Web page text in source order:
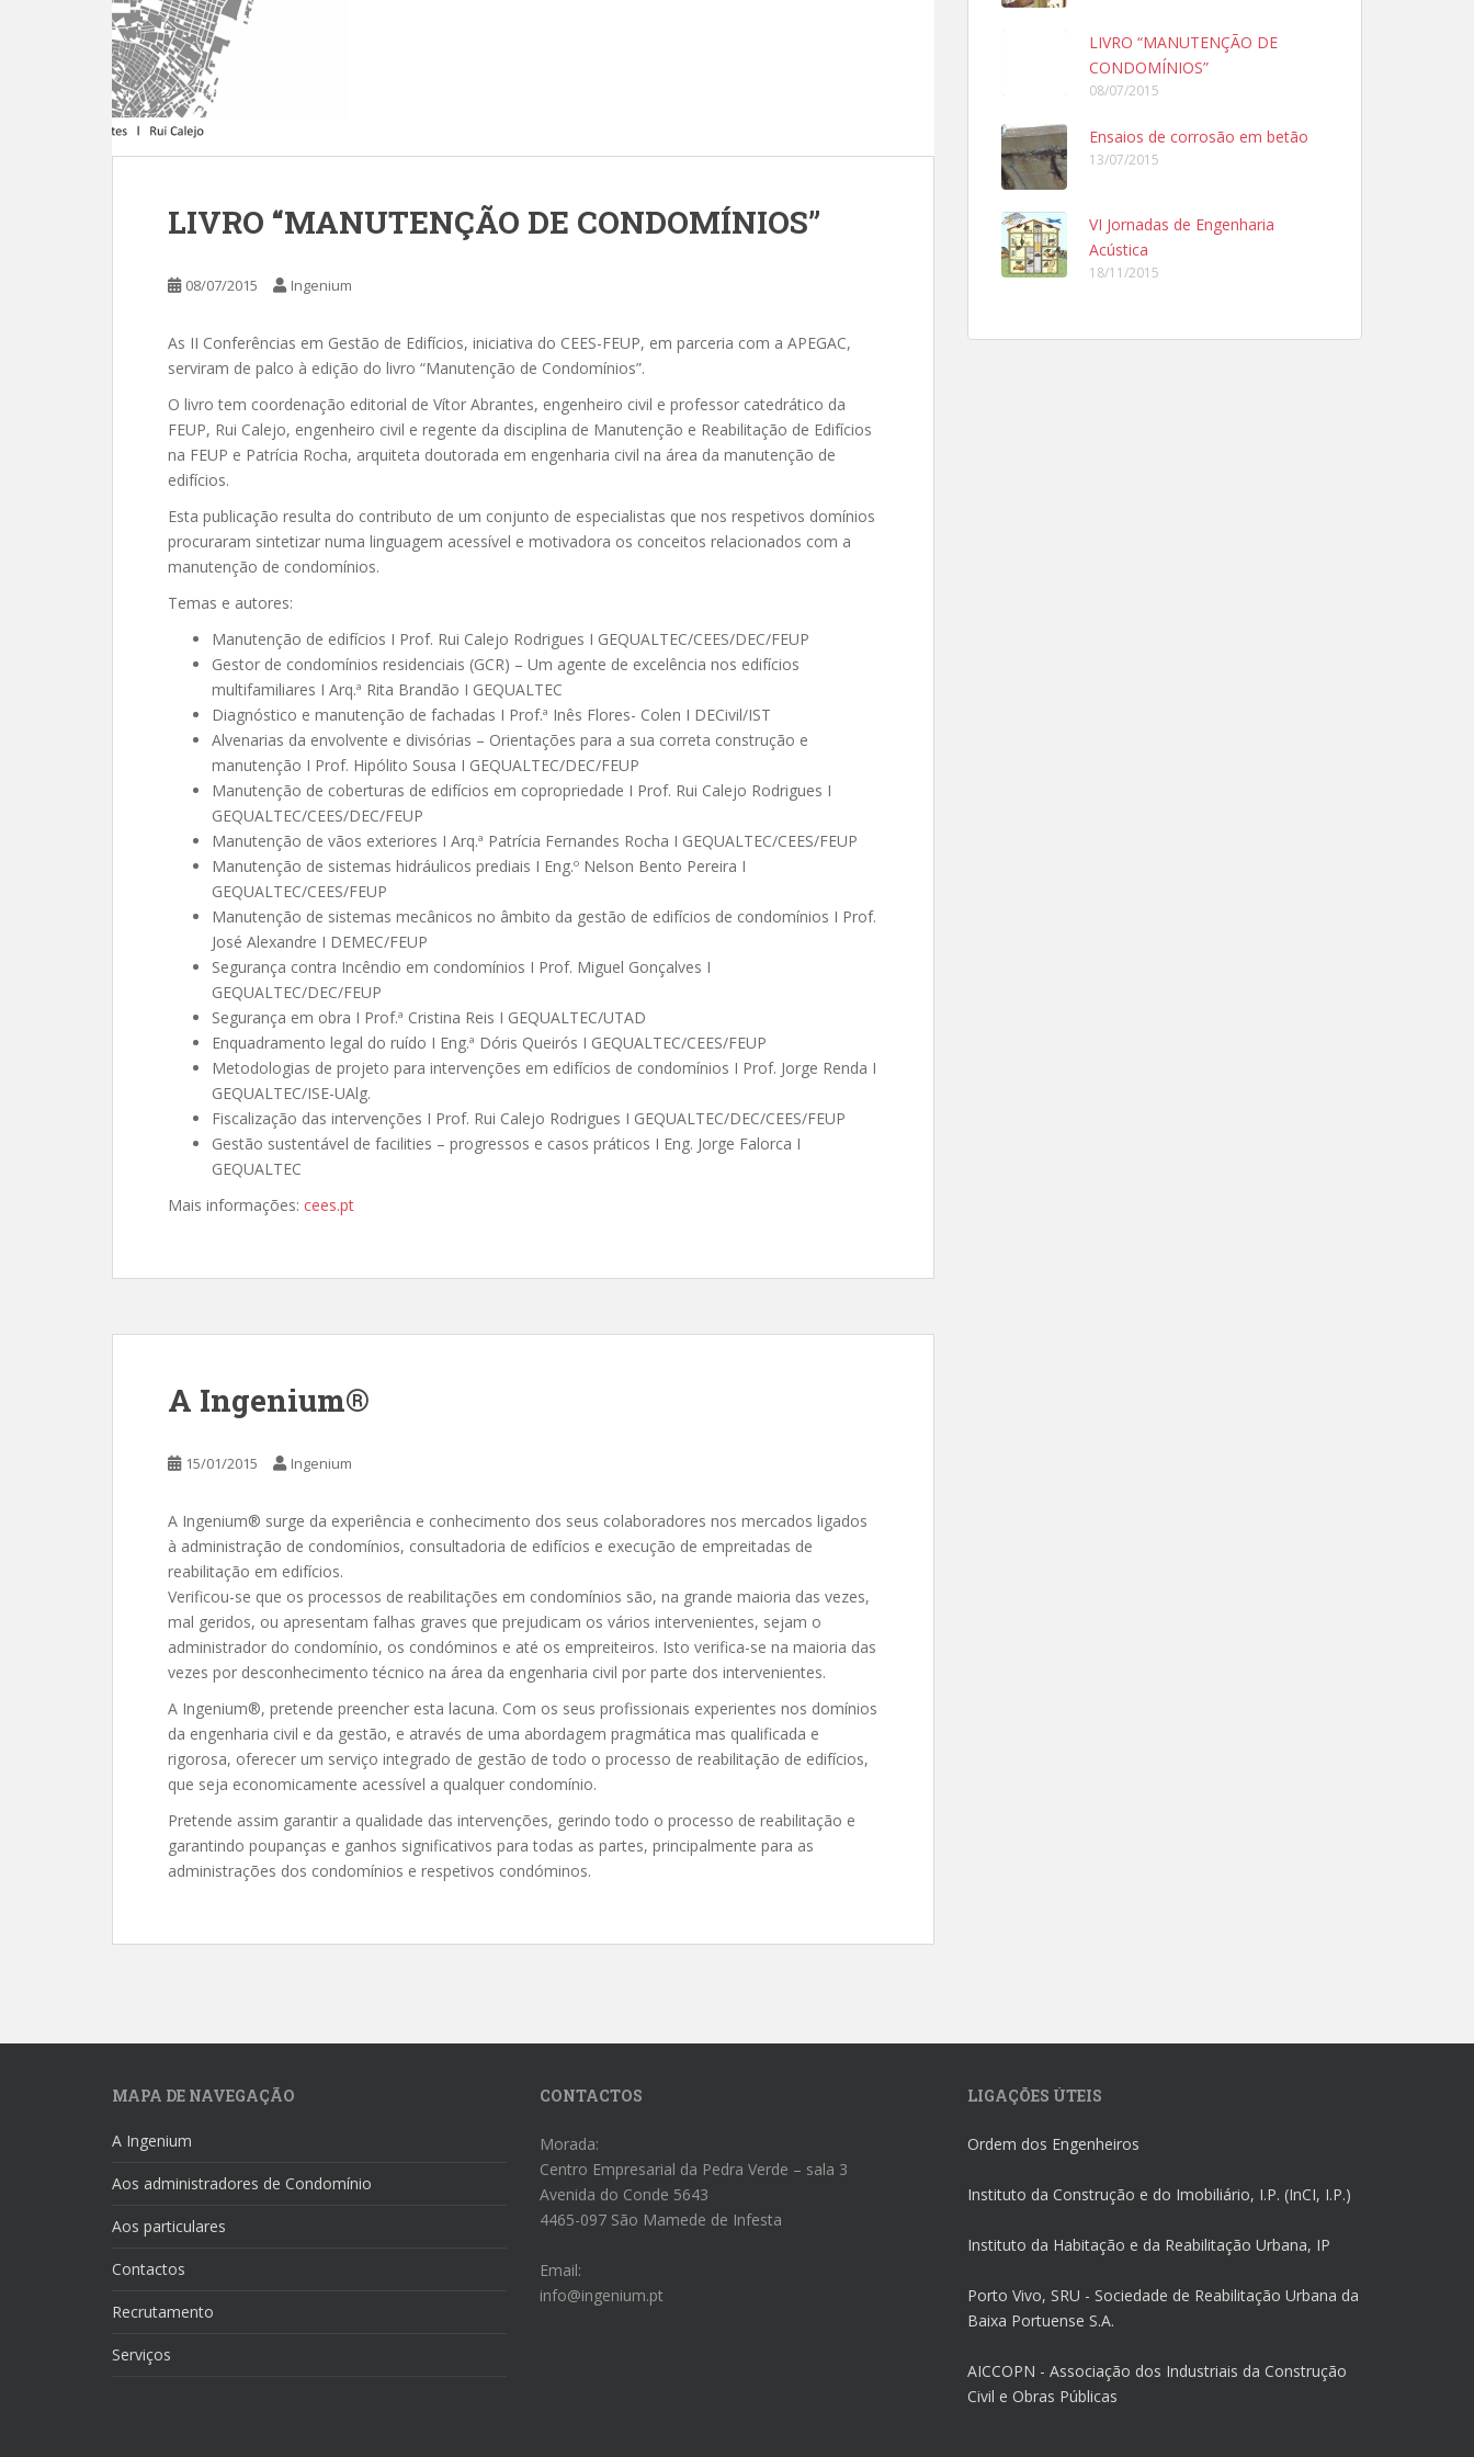
LIVRO “MANUTENÇÃO DE CONDOMÍNIOS”
08/07/2015 Ingenium
As II Conferências em Gestão de Edifícios, iniciativa do CEES-FEUP, em parceria com a APEGAC,
serviram de palco à edição do livro “Manutenção de Condomínios”.
O livro tem coordenação editorial de Vítor Abrantes, engenheiro civil e professor catedrático da
FEUP, Rui Calejo, engenheiro civil e regente da disciplina de Manutenção e Reabilitação de Edifícios
na FEUP e Patrícia Rocha, arquiteta doutorada em engenharia civil na área da manutenção de
edifícios.
Esta publicação resulta do contributo de um conjunto de especialistas que nos respetivos domínios
procuraram sintetizar numa linguagem acessível e motivadora os conceitos relacionados com a
manutenção de condomínios.
Temas e autores:
Manutenção de edifícios I Prof. Rui Calejo Rodrigues I GEQUALTEC/CEES/DEC/FEUP
Gestor de condomínios residenciais (GCR) – Um agente de excelência nos edifícios
multifamiliares I Arq.ª Rita Brandão I GEQUALTEC
Diagnóstico e manutenção de fachadas I Prof.ª Inês Flores- Colen I DECivil/IST
Alvenarias da envolvente e divisórias – Orientações para a sua correta construção e
manutenção I Prof. Hipólito Sousa I GEQUALTEC/DEC/FEUP
Manutenção de coberturas de edifícios em copropriedade I Prof. Rui Calejo Rodrigues I
GEQUALTEC/CEES/DEC/FEUP
Manutenção de vãos exteriores I Arq.ª Patrícia Fernandes Rocha I GEQUALTEC/CEES/FEUP
Manutenção de sistemas hidráulicos prediais I Eng.º Nelson Bento Pereira I
GEQUALTEC/CEES/FEUP
Manutenção de sistemas mecânicos no âmbito da gestão de edifícios de condomínios I Prof.
José Alexandre I DEMEC/FEUP
Segurança contra Incêndio em condomínios I Prof. Miguel Gonçalves I
GEQUALTEC/DEC/FEUP
Segurança em obra I Prof.ª Cristina Reis I GEQUALTEC/UTAD
Enquadramento legal do ruído I Eng.ª Dóris Queirós I GEQUALTEC/CEES/FEUP
Metodologias de projeto para intervenções em edifícios de condomínios I Prof. Jorge Renda I
GEQUALTEC/ISE-UAlg.
Fiscalização das intervenções I Prof. Rui Calejo Rodrigues I GEQUALTEC/DEC/CEES/FEUP
Gestão sustentável de facilities – progressos e casos práticos I Eng. Jorge Falorca I
GEQUALTEC
Mais informações: cees.pt
A Ingenium®
15/01/2015 Ingenium
A Ingenium® surge da experiência e conhecimento dos seus colaboradores nos mercados ligados
à administração de condomínios, consultadoria de edifícios e execução de empreitadas de
reabilitação em edifícios.
Verificou-se que os processos de reabilitações em condomínios são, na grande maioria das vezes,
mal geridos, ou apresentam falhas graves que prejudicam os vários intervenientes, sejam o
administrador do condomínio, os condóminos e até os empreiteiros. Isto verifica-se na maioria das
vezes por desconhecimento técnico na área da engenharia civil por parte dos intervenientes.
A Ingenium®, pretende preencher esta lacuna. Com os seus profissionais experientes nos domínios
da engenharia civil e da gestão, e através de uma abordagem pragmática mas qualificada e
rigorosa, oferecer um serviço integrado de gestão de todo o processo de reabilitação de edifícios,
que seja economicamente acessível a qualquer condomínio.
Pretende assim garantir a qualidade das intervenções, gerindo todo o processo de reabilitação e
garantindo poupanças e ganhos significativos para todas as partes, principalmente para as
administrações dos condomínios e respetivos condóminos.
LIVRO “MANUTENÇÃO DE
CONDOMÍNIOS”
08/07/2015
Ensaios de corrosão em betão
13/07/2015
VI Jornadas de Engenharia
Acústica
18/11/2015
MAPA DE NAVEGAÇÃO
A Ingenium
Aos administradores de Condomínio
Aos particulares
Contactos
Recrutamento
Serviços
CONTACTOS
Morada:
Centro Empresarial da Pedra Verde – sala 3
Avenida do Conde 5643
4465-097 São Mamede de Infesta
Email:
info@ingenium.pt
LIGAÇÕES ÚTEIS
Ordem dos Engenheiros
Instituto da Construção e do Imobiliário, I.P. (InCI, I.P.)
Instituto da Habitação e da Reabilitação Urbana, IP
Porto Vivo, SRU - Sociedade de Reabilitação Urbana da
Baixa Portuense S.A.
AICCOPN - Associação dos Industriais da Construção
Civil e Obras Públicas